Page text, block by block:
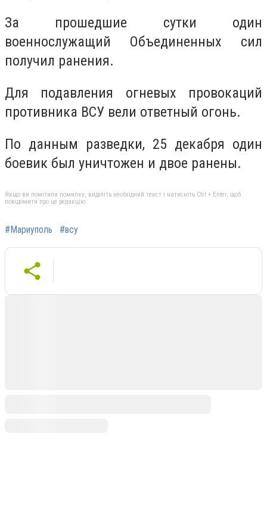
За прошедшие сутки один
военнослужащий Объединенных сил
получил ранения.
Для подавления огневых провокаций
противника ВСУ вели ответный огонь.
По данным разведки, 25 декабря один
боевик был уничтожен и двое ранены.
Якщо ви помітили помилку, виділіть необхідний текст і натисніть Ctrl + Enter, щоб
повідомити про це редакцію
#Мариуполь #всу